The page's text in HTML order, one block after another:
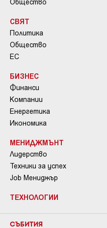
СВЯТ
Политика
Общество
ЕС
БИЗНЕС
Финанси
Компании
Енергетика
Икономика
МЕНИДЖМЪНТ
Лидерство
Техники за успех
Job Мениджър
ТЕХНОЛОГИИ
СЪБИТИЯ